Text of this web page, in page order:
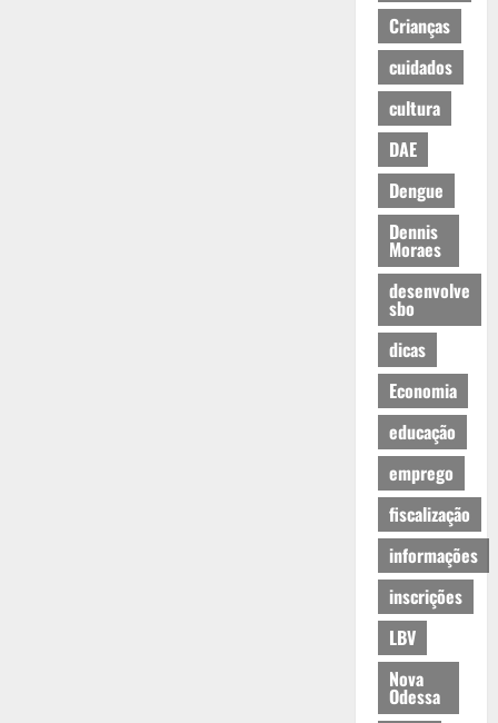
Crianças
cuidados
cultura
DAE
Dengue
Dennis
Moraes
desenvolve
sbo
dicas
Economia
educação
emprego
fiscalização
informações
inscrições
LBV
Nova
Odessa